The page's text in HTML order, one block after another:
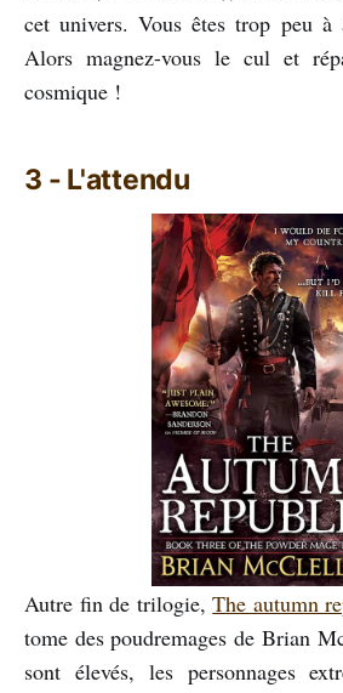
cet univers. Vous êtes trop peu à
Alors magnez-vous le cul et
cosmique !
3 - L'attendu
Autre fin de trilogie,The autumn
tome des poudremages de Brian
sont élevés, les personnages